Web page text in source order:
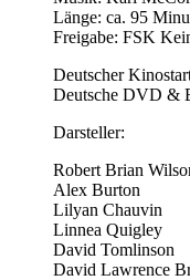
Länge: ca. 95
Freigabe: FSK
Deutscher
Deutsche DVD &
Darsteller:
Robert Brian
Alex Burton
Lilyan Chauvin
Linnea Quigley
David Tomlinson
David Lawrence